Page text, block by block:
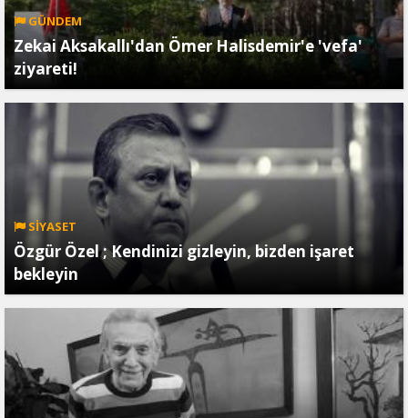
GÜNDEM
Zekai Aksakallı'dan Ömer Halisdemir'e 'vefa'
ziyareti!
SİYASET
Özgür Özel ; Kendinizi gizleyin, bizden işaret
bekleyin